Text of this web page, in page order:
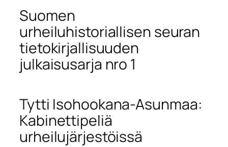
Suomen
urheiluhistoriallisen seuran
tietokirjallisuuden
julkaisusarja nro 1
Tytti Isohookana-Asunmaa:
Kabinettipeliä
urheilujärjestöissä